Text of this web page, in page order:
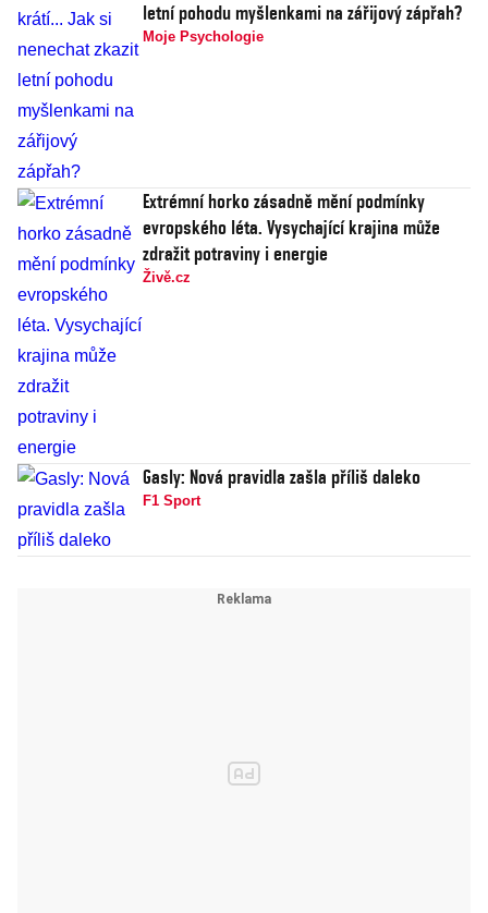
letní pohodu myšlenkami na zářijový zápřah?
Moje Psychologie
Extrémní horko zásadně mění podmínky
evropského léta. Vysychající krajina může
zdražit potraviny i energie
Živě.cz
Gasly: Nová pravidla zašla příliš daleko
F1 Sport